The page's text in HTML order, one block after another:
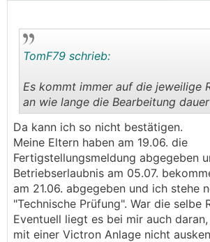
..
TomF79 schrieb:
Es kommt immer auf die jeweilige
an wie lange die Bearbeitung
Da kann ich so nicht bestätigen.
Meine Eltern haben am 19.06. die
Fertigstellungsmeldung abgegeben
Betriebserlaubnis am 05.07.
am 21.06. abgegeben und ich stehe
"Technische Prüfung". War die selbe
Eventuell liegt es bei mir auch
mit einer Victron Anlage nicht